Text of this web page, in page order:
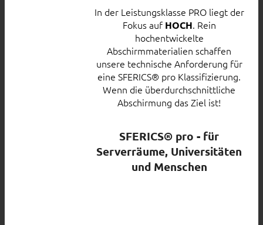
In der Leistungsklasse PRO liegt der
Fokus auf HOCH. Rein
hochentwickelte
Abschirmmaterialien schaffen
unsere technische Anforderung für
eine SFERICS® pro Klassifizierung.
Wenn die überdurchschnittliche
Abschirmung das Ziel ist!
SFERICS® pro - für
Serverräume, Universitäten
und Menschen